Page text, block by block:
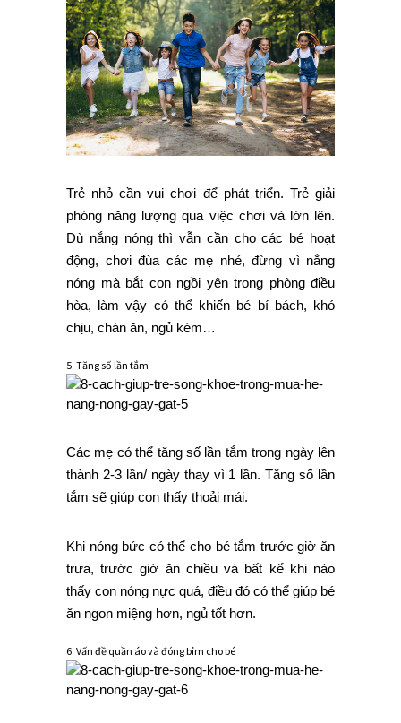
Trẻ nhỏ cần vui chơi để phát triển. Trẻ giải
phóng năng lượng qua việc chơi và lớn lên.
Dù nắng nóng thì vẫn cần cho các bé hoạt
động, chơi đùa các mẹ nhé, đừng vì nắng
nóng mà bắt con ngồi yên trong phòng điều
hòa, làm vậy có thể khiến bé bí bách, khó
chịu, chán ăn, ngủ kém…
5. Tăng số lần tắm
Các mẹ có thể tăng số lần tắm trong ngày lên
thành 2-3 lần/ ngày thay vì 1 lần. Tăng số lần
tắm sẽ giúp con thấy thoải mái.
Khi nóng bức có thể cho bé tắm trước giờ ăn
trưa, trước giờ ăn chiều và bất kể khi nào
thấy con nóng nực quá, điều đó có thể giúp bé
ăn ngon miệng hơn, ngủ tốt hơn.
6. Vấn đề quần áo và đóng bỉm cho bé